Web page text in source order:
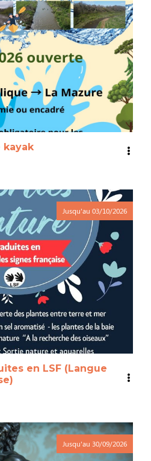
kayak
Jusqu'au 03/10/2026
en LSF (Langue
Jusqu'au 30/09/2026